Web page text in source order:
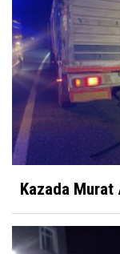
Kazada Murat